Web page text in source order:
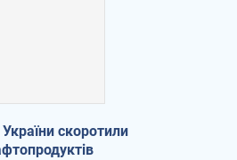
скоротили